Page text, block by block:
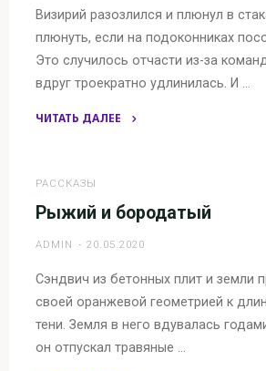
Визирий разозлился и плюнул в
плюнуть, если на подоконниках
Это случилось отчасти из-за
вдруг троекратно удлинилась. И …
ЧИТАТЬ ДАЛЕЕ
РАССКАЗЫ
Рыжий и бородатый
ADMIN 20.05.2020
Сэндвич из бетонных плит и земли
своей оранжевой геометрией к
тени. Земля в него вдувалась
он отпускал травяные …